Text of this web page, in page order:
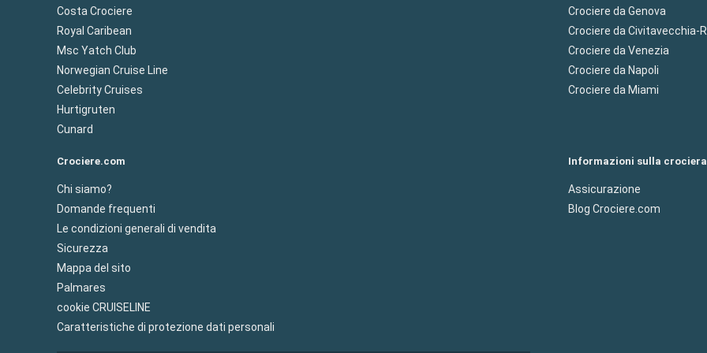
Costa Crociere
Royal Caribean
Msc Yatch Club
Norwegian Cruise Line
Celebrity Cruises
Hurtigruten
Cunard
Crociere da Genova
Crociere da Civitavecchia-
Crociere da Venezia
Crociere da Napoli
Crociere da Miami
Crociere.com
Chi siamo?
Domande frequenti
Le condizioni generali di vendita
Sicurezza
Mappa del sito
Palmares
cookie CRUISELINE
Caratteristiche di protezione dati personali
Informazioni sulla crociera
Assicurazione
Blog Crociere.com